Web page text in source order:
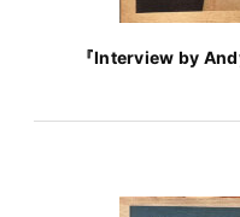
『Interview by